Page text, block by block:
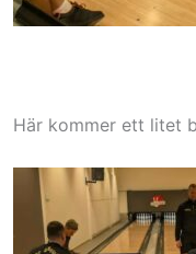
Här kommer ett litet